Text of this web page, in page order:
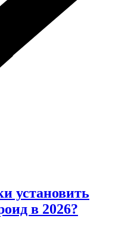
установить
в 2026?